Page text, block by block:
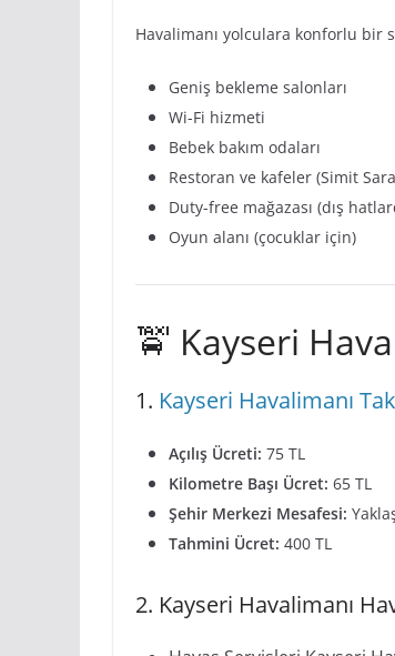
Havalimanı yolculara konforlu bir
Geniş bekleme salonları
Wi-Fi hizmeti
Bebek bakım odaları
Restoran ve kafeler (Simit
Duty-free mağazası (dış
Oyun alanı (çocuklar için)
🚖 Kayseri
1. Kayseri Havalimanı
Açılış Ücreti: 75 TL
Kilometre Başı Ücret: 65 TL
Şehir Merkezi Mesafesi:
Tahmini Ücret: 400 TL
2. Kayseri Havalimanı